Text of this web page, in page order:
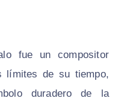
fue un compositor
límites de su tiempo,
duradero de la